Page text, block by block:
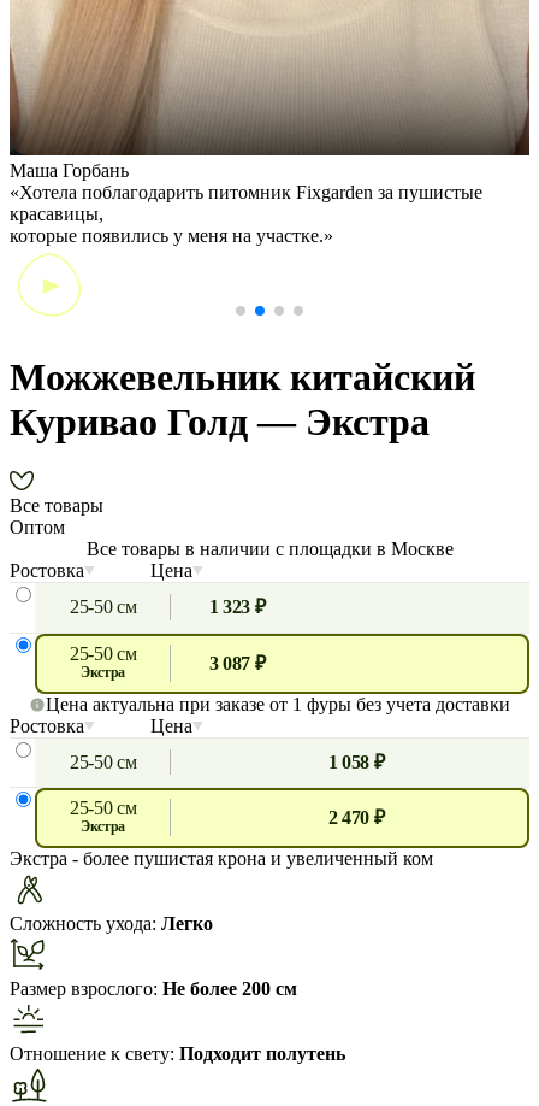
Маша Горбань
«Хотела поблагодарить питомник Fixgarden за пушистые
красавицы,
которые появились у меня на участке.»
Можжевельник китайский
Куривао Голд — Экстра
Все товары
Оптом
Все товары в наличии с площадки в Москве
Ростовка
Цена
25-50 см
1 323 ₽
25-50 см
экстра
3 087 ₽
Цена актуальна при заказе от 1 фуры без учета доставки
Ростовка
Цена
25-50 см
1 058 ₽
25-50 см
экстра
2 470 ₽
Экстра - более пушистая крона и увеличенный ком
Сложность ухода: Легко
Размер взрослого: Не более 200 см
Отношение к свету: Подходит полутень